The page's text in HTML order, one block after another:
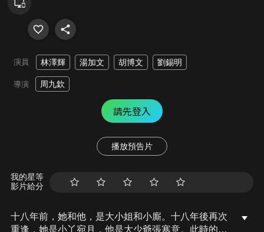
演員 林澤輝 湯加文 胡博文 劉錫明
導演 周九欽
請先登入
播放預告片
我的星等
影片給分
十八年前，她和他，是大小姐和小廝。十八年後再次
重逢，她是小丫宛月，他是大少爺張寒意。此時的他